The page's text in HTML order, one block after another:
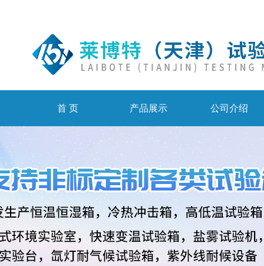
首 页 产品展示 公司介绍